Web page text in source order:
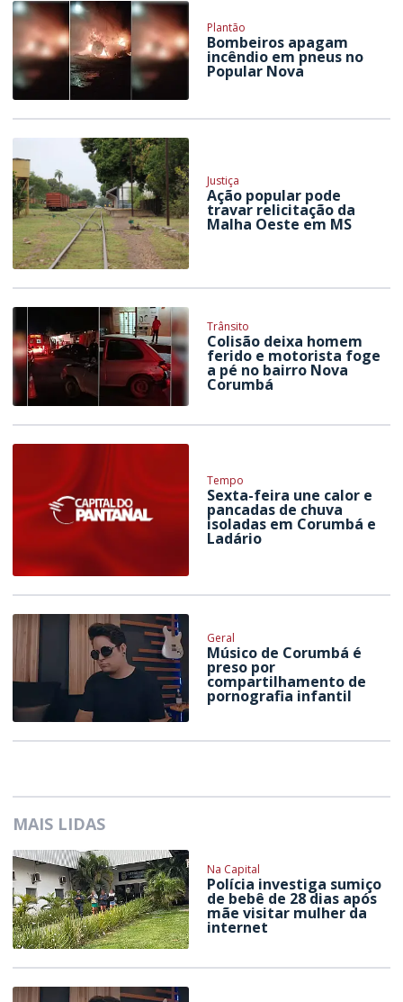
Plantão
Bombeiros apagam
incêndio em pneus no
Popular Nova
Justiça
Ação popular pode
travar relicitação da
Malha Oeste em MS
Trânsito
Colisão deixa homem
ferido e motorista foge
a pé no bairro Nova
Corumbá
Tempo
Sexta-feira une calor e
pancadas de chuva
isoladas em Corumbá e
Ladário
Geral
Músico de Corumbá é
preso por
compartilhamento de
pornografia infantil
MAIS LIDAS
Na Capital
Polícia investiga sumiço
de bebê de 28 dias após
mãe visitar mulher da
internet